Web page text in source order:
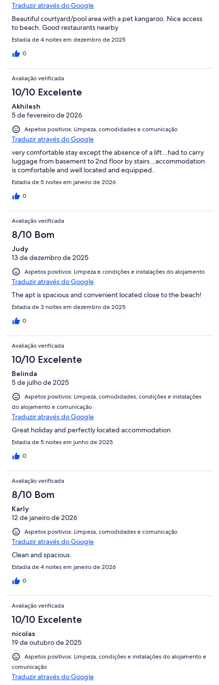
Traduzir através do Google
Beautiful courtyard/pool area with a pet kangaroo. Nice access
to beach. Good restaurants nearby
Estadia de 4 noites em dezembro de 2025
0
Avaliação verificada
10/10 Excelente
Akhilesh
5 de fevereiro de 2026
Aspetos positivos: Limpeza, comodidades e comunicação
Traduzir através do Google
very comfortable stay except the absence of a lift...had to carry
luggage from basement to 2nd floor by stairs...accommodation
is comfortable and well located and equipped..
Estadia de 5 noites em janeiro de 2026
0
Avaliação verificada
8/10 Bom
Judy
13 de dezembro de 2025
Aspetos positivos: Limpeza e condições e instalações do alojamento
Traduzir através do Google
The apt is spacious and convenient located close to the beach!
Estadia de 3 noites em dezembro de 2025
0
Avaliação verificada
10/10 Excelente
Belinda
5 de julho de 2025
Aspetos positivos: Limpeza, comodidades, condições e instalações
do alojamento e comunicação
Traduzir através do Google
Great holiday and perfectly located accommodation
Estadia de 5 noites em junho de 2025
0
Avaliação verificada
8/10 Bom
Karly
12 de janeiro de 2026
Aspetos positivos: Limpeza, comodidades e comunicação
Traduzir através do Google
Clean and spacious.
Estadia de 4 noites em janeiro de 2026
0
Avaliação verificada
10/10 Excelente
nicolas
19 de outubro de 2025
Aspetos positivos: Limpeza, condições e instalações do alojamento e
comunicação
Traduzir através do Google